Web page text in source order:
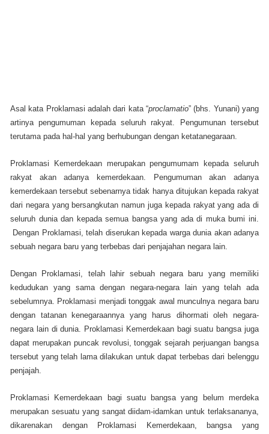
Asal kata Proklamasi adalah dari kata “proclamatio” (bhs. Yunani) yang
artinya pengumuman kepada seluruh rakyat. Pengumunan tersebut
terutama pada hal-hal yang berhubungan dengan ketatanegaraan.
Proklamasi Kemerdekaan merupakan pengumumam kepada seluruh
rakyat akan adanya kemerdekaan. Pengumuman akan adanya
kemerdekaan tersebut sebenarnya tidak hanya ditujukan kepada rakyat
dari negara yang bersangkutan namun juga kepada rakyat yang ada di
seluruh dunia dan kepada semua bangsa yang ada di muka bumi ini.
Dengan Proklamasi, telah diserukan kepada warga dunia akan adanya
sebuah negara baru yang terbebas dari penjajahan negara lain.
Dengan Proklamasi, telah lahir sebuah negara baru yang memiliki
kedudukan yang sama dengan negara-negara lain yang telah ada
sebelumnya. Proklamasi menjadi tonggak awal munculnya negara baru
dengan tatanan kenegaraannya yang harus dihormati oleh negara-
negara lain di dunia. Proklamasi Kemerdekaan bagi suatu bangsa juga
dapat merupakan puncak revolusi, tonggak sejarah perjuangan bangsa
tersebut yang telah lama dilakukan untuk dapat terbebas dari belenggu
penjajah.
Proklamasi Kemerdekaan bagi suatu bangsa yang belum merdeka
merupakan sesuatu yang sangat diidam-idamkan untuk terlaksananya,
dikarenakan dengan Proklamasi Kemerdekaan, bangsa yang